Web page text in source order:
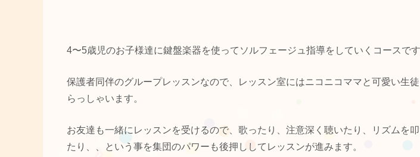
4〜5歳児のお子様達に鍵盤楽器を使ってソルフェージュ指導をしていくコースです
保護者同伴のグループレッスンなので、レッスン室にはニコニコママと可愛い生
らっしゃいます。
お友達も一緒にレッスンを受けるので、歌ったり、注意深く聴いたり、リズムを
たり、、という事を集団のパワーも後押ししてレッスンが進みます。